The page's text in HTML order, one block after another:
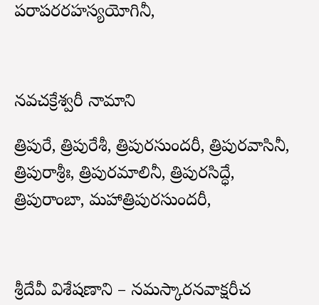
పరాపరరహస్యయోగినీ,
నవచక్రేశ్వరీ నామాని
త్రిపురే, త్రిపురేశీ, త్రిపురసుందరీ, త్రిపురవాసినీ,
త్రిపురాశ్రీః, త్రిపురమాలినీ, త్రిపురసిద్ధే,
త్రిపురాంబా, మహాత్రిపురసుందరీ,
శ్రీదేవీ విశేషణాని – నమస్కారనవాక్షరీచ